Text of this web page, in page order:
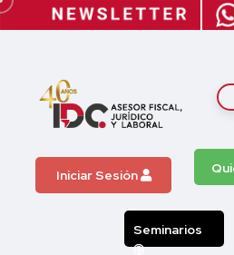
Iniciar Sesión
Seminarios